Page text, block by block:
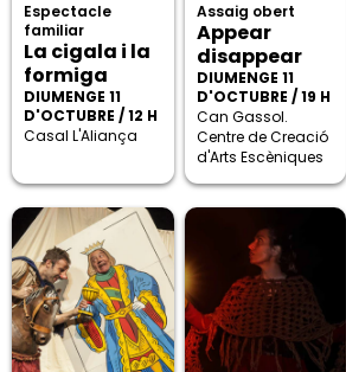
Espectacle
familiar
La cigala i la
formiga
DIUMENGE 11
D'OCTUBRE / 12 H
Casal L'Aliança
Assaig obert
Appear
disappear
DIUMENGE 11
D'OCTUBRE / 19 H
Can Gassol.
Centre de Creació
d'Arts Escèniques